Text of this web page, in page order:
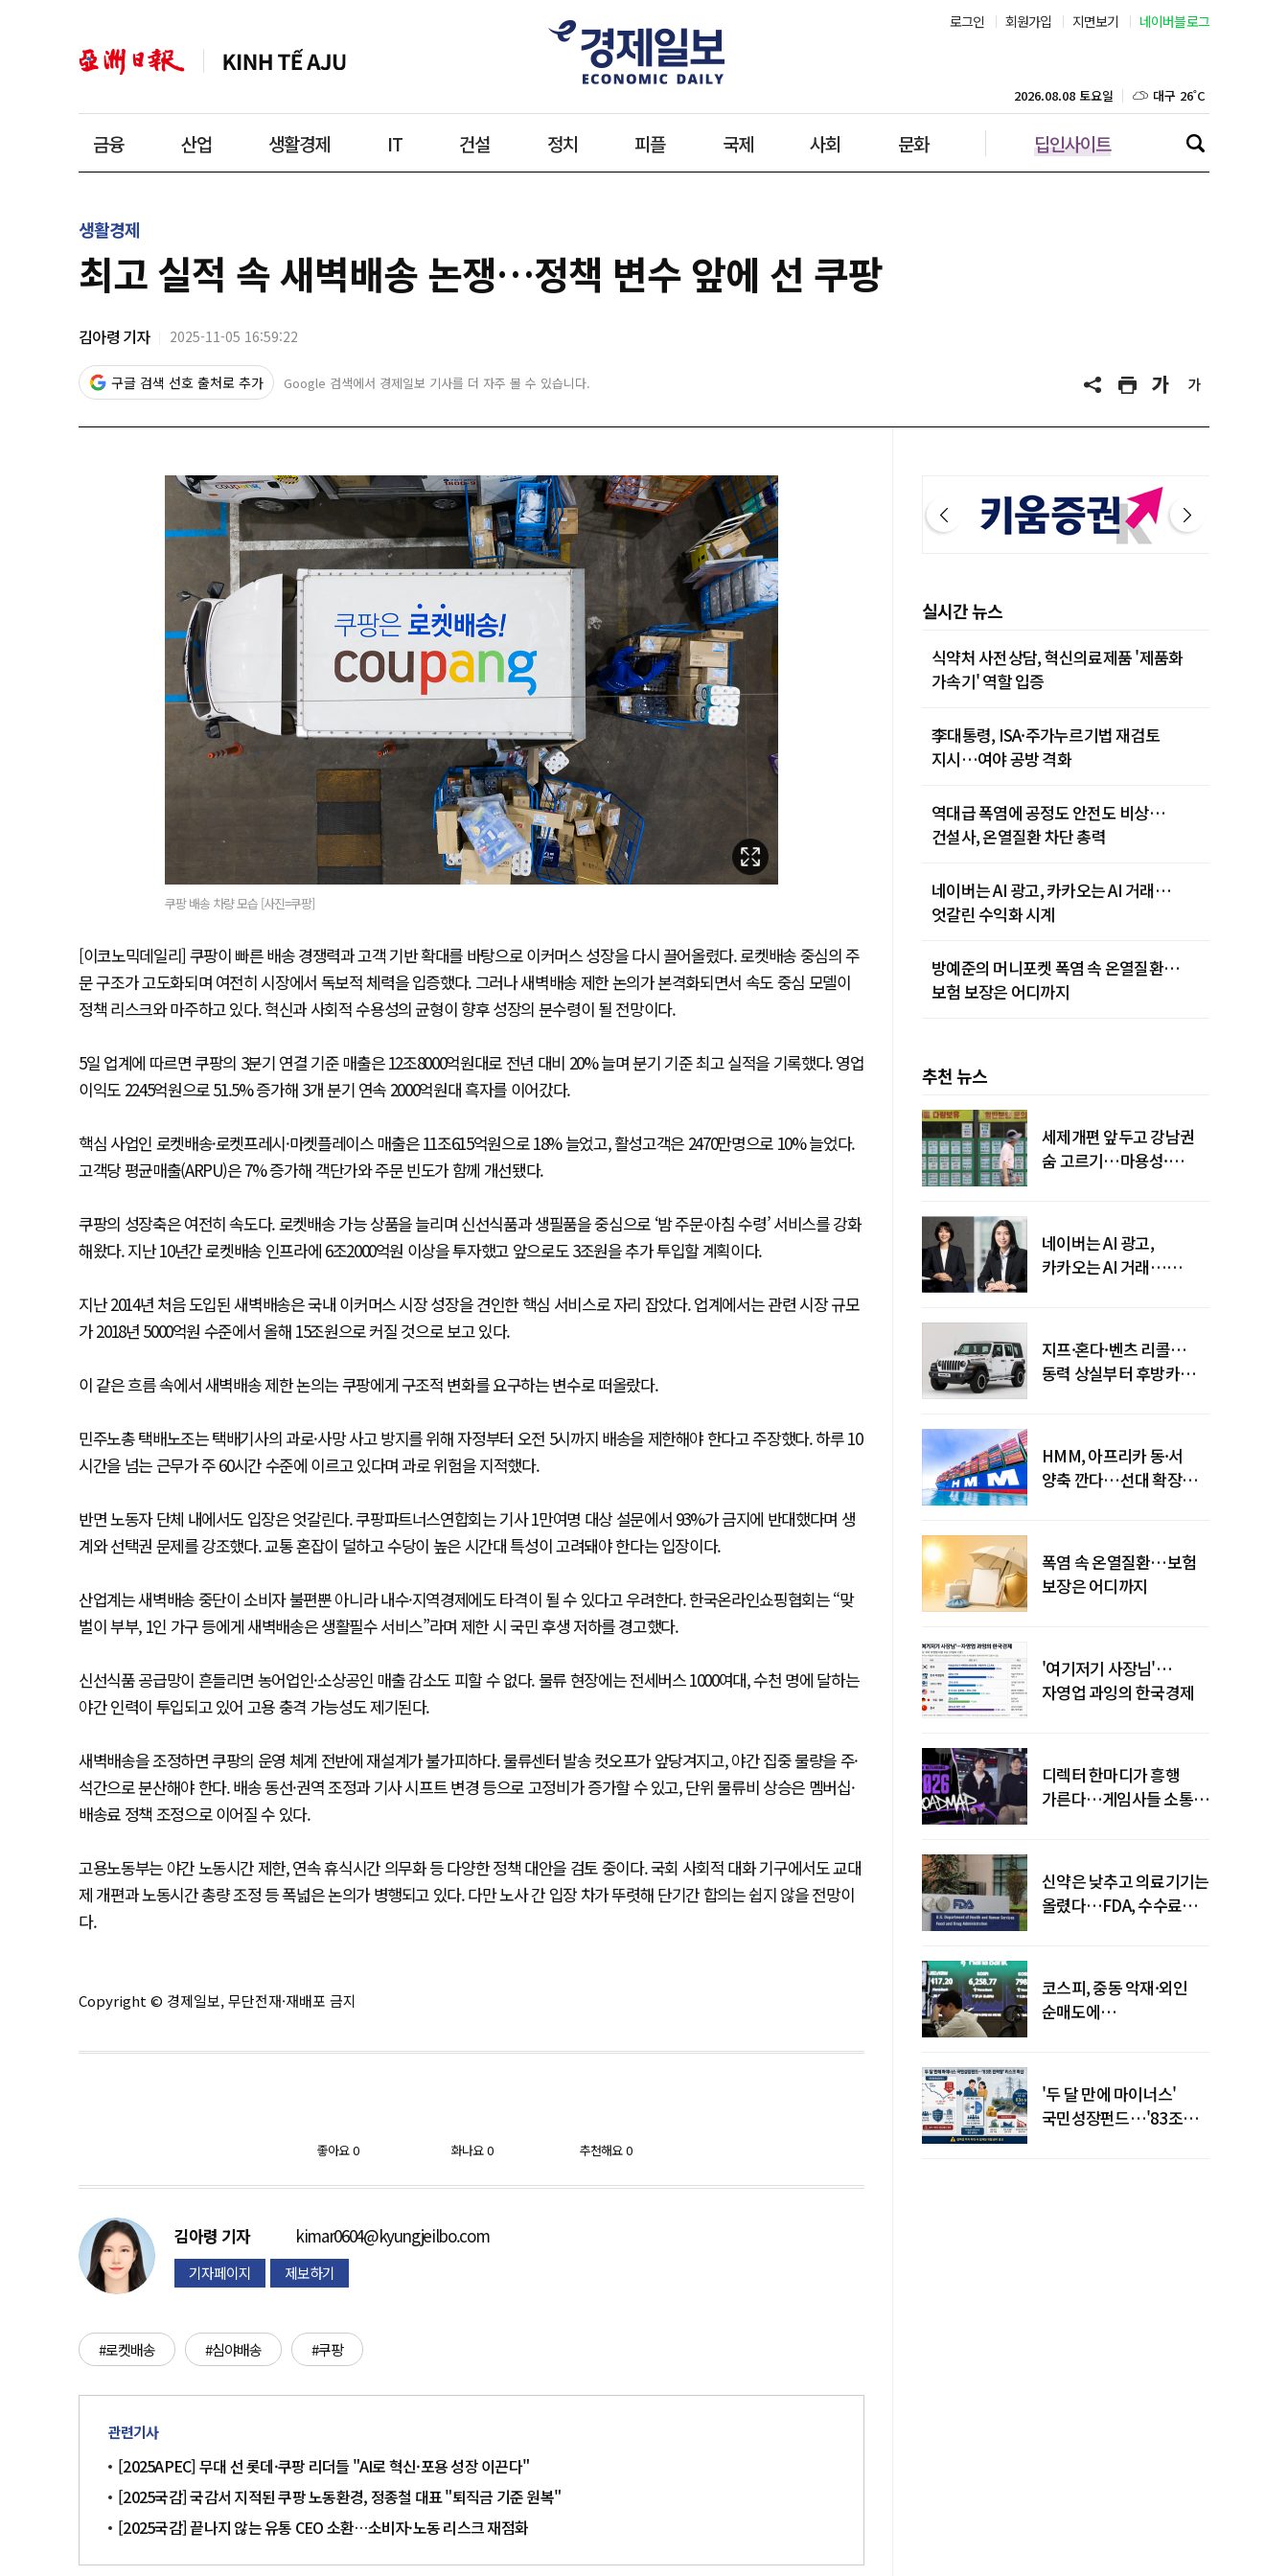
로그인 회원가입 지면보기 네이버블로그
금융 산업 생활경제 IT 건설 정치 피플 국제 사회 문화 딥인사이트
2026.08.08 토요일 인천 26˚C
광주 28˚C
생활경제
최고 실적 속 새벽배송 논쟁…정책 변수 앞에 선 쿠팡
김아령 기자 2025-11-05 16:59:22
구글 검색 선호 출처로 추가 Google 검색에서 경제일보 기사를 더 자주 볼 수 있습니다.
쿠팡 배송 차량 모습 [사진=쿠팡]
[이코노믹데일리] 쿠팡이 빠른 배송 경쟁력과 고객 기반 확대를 바탕으로 이커머스 성장을 다시 끌어올렸다. 로켓배송 중심의 주
문 구조가 고도화되며 여전히 시장에서 독보적 체력을 입증했다. 그러나 새벽배송 제한 논의가 본격화되면서 속도 중심 모델이
정책 리스크와 마주하고 있다. 혁신과 사회적 수용성의 균형이 향후 성장의 분수령이 될 전망이다.
5일 업계에 따르면 쿠팡의 3분기 연결 기준 매출은 12조8000억원대로 전년 대비 20% 늘며 분기 기준 최고 실적을 기록했다. 영업
이익도 2245억원으로 51.5% 증가해 3개 분기 연속 2000억원대 흑자를 이어갔다.
핵심 사업인 로켓배송·로켓프레시·마켓플레이스 매출은 11조615억원으로 18% 늘었고, 활성고객은 2470만명으로 10% 늘었다.
고객당 평균매출(ARPU)은 7% 증가해 객단가와 주문 빈도가 함께 개선됐다.
쿠팡의 성장축은 여전히 속도다. 로켓배송 가능 상품을 늘리며 신선식품과 생필품을 중심으로 ‘밤 주문·아침 수령’ 서비스를 강화
해왔다. 지난 10년간 로켓배송 인프라에 6조2000억원 이상을 투자했고 앞으로도 3조원을 추가 투입할 계획이다.
지난 2014년 처음 도입된 새벽배송은 국내 이커머스 시장 성장을 견인한 핵심 서비스로 자리 잡았다. 업계에서는 관련 시장 규모
가 2018년 5000억원 수준에서 올해 15조원으로 커질 것으로 보고 있다.
이 같은 흐름 속에서 새벽배송 제한 논의는 쿠팡에게 구조적 변화를 요구하는 변수로 떠올랐다.
민주노총 택배노조는 택배기사의 과로·사망 사고 방지를 위해 자정부터 오전 5시까지 배송을 제한해야 한다고 주장했다. 하루 10
시간을 넘는 근무가 주 60시간 수준에 이르고 있다며 과로 위험을 지적했다.
반면 노동자 단체 내에서도 입장은 엇갈린다. 쿠팡파트너스연합회는 기사 1만여명 대상 설문에서 93%가 금지에 반대했다며 생
계와 선택권 문제를 강조했다. 교통 혼잡이 덜하고 수당이 높은 시간대 특성이 고려돼야 한다는 입장이다.
산업계는 새벽배송 중단이 소비자 불편뿐 아니라 내수·지역경제에도 타격이 될 수 있다고 우려한다. 한국온라인쇼핑협회는 “맞
벌이 부부, 1인 가구 등에게 새벽배송은 생활필수 서비스”라며 제한 시 국민 후생 저하를 경고했다.
신선식품 공급망이 흔들리면 농어업인·소상공인 매출 감소도 피할 수 없다. 물류 현장에는 전세버스 1000여대, 수천 명에 달하는
야간 인력이 투입되고 있어 고용 충격 가능성도 제기된다.
새벽배송을 조정하면 쿠팡의 운영 체계 전반에 재설계가 불가피하다. 물류센터 발송 컷오프가 앞당겨지고, 야간 집중 물량을 주·
석간으로 분산해야 한다. 배송 동선·권역 조정과 기사 시프트 변경 등으로 고정비가 증가할 수 있고, 단위 물류비 상승은 멤버십·
배송료 정책 조정으로 이어질 수 있다.
고용노동부는 야간 노동시간 제한, 연속 휴식시간 의무화 등 다양한 정책 대안을 검토 중이다. 국회 사회적 대화 기구에서도 교대
제 개편과 노동시간 총량 조정 등 폭넓은 논의가 병행되고 있다. 다만 노사 간 입장 차가 뚜렷해 단기간 합의는 쉽지 않을 전망이
다.
Copyright © 경제일보, 무단전재·재배포 금지
좋아요 0 화나요 0 추천해요 0
김아령 기자 kimar0604@kyungjeilbo.com
기자페이지 제보하기
#로켓배송 #심야배송 #쿠팡
관련기사
[2025APEC] 무대 선 롯데·쿠팡 리더들 "AI로 혁신·포용 성장 이끈다"
[2025국감] 국감서 지적된 쿠팡 노동환경, 정종철 대표 "퇴직금 기준 원복"
[2025국감] 끝나지 않는 유통 CEO 소환…소비자·노동 리스크 재점화
실시간 뉴스
식약처 사전상담, 혁신의료제품 '제품화
가속기' 역할 입증
李대통령, ISA·주가누르기법 재검토
지시…여야 공방 격화
역대급 폭염에 공정도 안전도 비상…
건설사, 온열질환 차단 총력
네이버는 AI 광고, 카카오는 AI 거래…
엇갈린 수익화 시계
방예준의 머니포켓 폭염 속 온열질환…
보험 보장은 어디까지
추천 뉴스
세제개편 앞두고 강남권
숨 고르기…마용성·
네이버는 AI 광고,
카카오는 AI 거래…
지프·혼다·벤츠 리콜…
동력 상실부터 후방카메라
HMM, 아프리카 동·서
양축 깐다…선대 확장
폭염 속 온열질환…보험
보장은 어디까지
'여기저기 사장님'…
자영업 과잉의 한국경제
디렉터 한마디가 흥행
가른다…게임사들 소통
신약은 낮추고 의료기기는
올렸다…FDA, 수수료
코스피, 중동 악재·외인
순매도에
'두 달 만에 마이너스'
국민성장펀드…'83조